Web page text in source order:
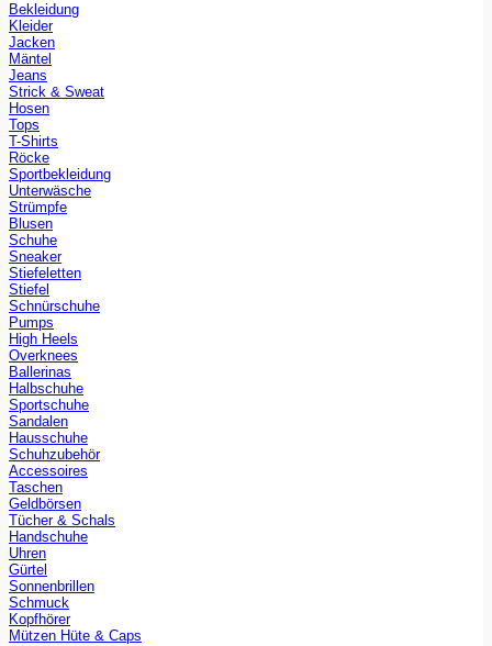
Bekleidung
Kleider
Jacken
Mäntel
Jeans
Strick & Sweat
Hosen
Tops
T-Shirts
Röcke
Sportbekleidung
Unterwäsche
Strümpfe
Blusen
Schuhe
Sneaker
Stiefeletten
Stiefel
Schnürschuhe
Pumps
High Heels
Overknees
Ballerinas
Halbschuhe
Sportschuhe
Sandalen
Hausschuhe
Schuhzubehör
Accessoires
Taschen
Geldbörsen
Tücher & Schals
Handschuhe
Uhren
Gürtel
Sonnenbrillen
Schmuck
Kopfhörer
Mützen Hüte & Caps